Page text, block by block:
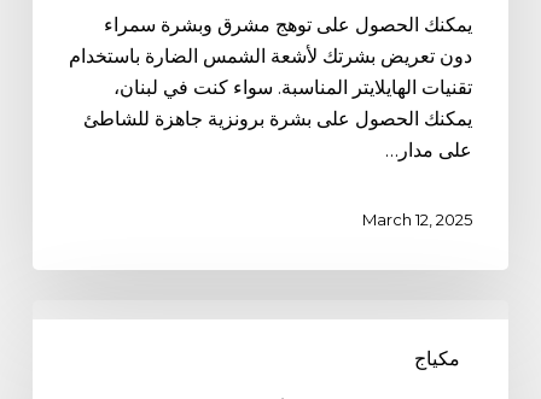
لمحاكاة
السمرة
الطبيعية
يمكنك الحصول على توهج مشرق وبشرة سمراء
دون تعريض بشرتك لأشعة الشمس الضارة باستخدام
تقنيات الهايلايتر المناسبة. سواء كنت في لبنان،
يمكنك الحصول على بشرة برونزية جاهزة للشاطئ
على مدار…
March 12, 2025
مكياج